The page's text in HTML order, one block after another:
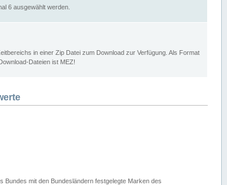
6 ausgewählt werden.
in einer Zip Datei zum Download zur Verfügung. Als Format
Dateien ist MEZ!
mit den Bundesländern festgelegte Marken des